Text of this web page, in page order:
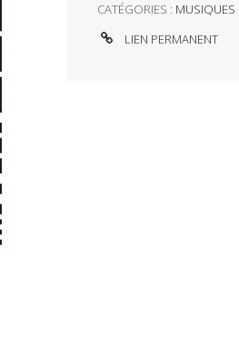
CATÉGORIES : MUSIQUES
LIEN PERMANENT